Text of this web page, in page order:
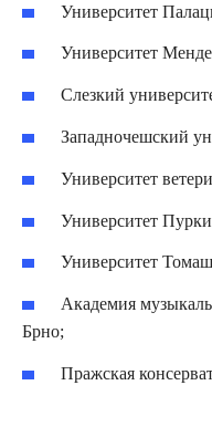
Университет
Университет
Слезкий
Западночешский
Университет
Университет
Университет
Академия
Брно;
Пражская